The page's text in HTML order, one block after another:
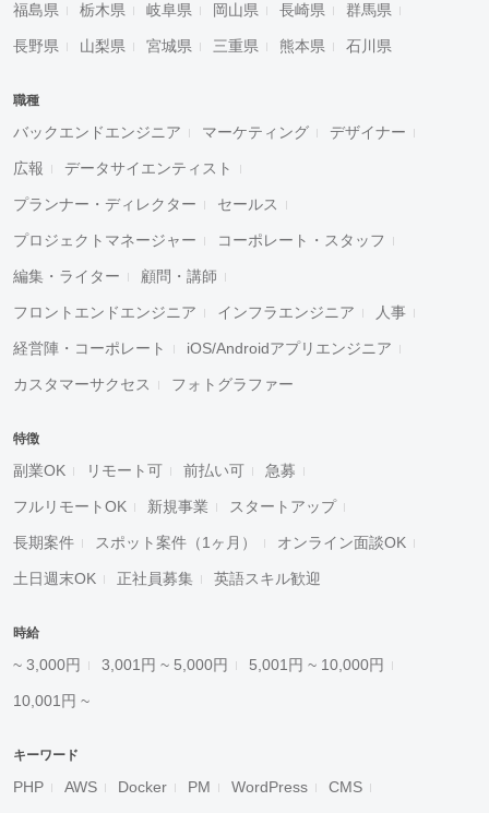
福島県 栃木県 岐阜県 岡山県 長崎県 群馬県
長野県 山梨県 宮城県 三重県 熊本県 石川県
職種
バックエンドエンジニア マーケティング デザイナー
広報 データサイエンティスト
プランナー・ディレクター セールス
プロジェクトマネージャー コーポレート・スタッフ
編集・ライター 顧問・講師
フロントエンドエンジニア インフラエンジニア 人事
経営陣・コーポレート iOS/Androidアプリエンジニア
カスタマーサクセス フォトグラファー
特徴
副業OK リモート可 前払い可 急募
フルリモートOK 新規事業 スタートアップ
長期案件 スポット案件（1ヶ月） オンライン面談OK
土日週末OK 正社員募集 英語スキル歓迎
時給
~ 3,000円 3,001円 ~ 5,000円 5,001円 ~ 10,000円
10,001円 ~
キーワード
PHP AWS Docker PM WordPress CMS